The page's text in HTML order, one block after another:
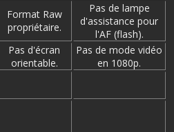
Format Raw
propriétaire.
Pas de lampe
d'assistance pour
l'AF (flash).
Pas d'écran
orientable.
Pas de mode vidéo
en 1080p.